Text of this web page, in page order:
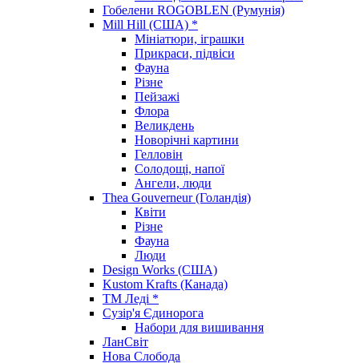
Гобелени ROGOBLEN (Румунія)
Mill Hill (США) *
Мініатюри, іграшки
Прикраси, підвіси
Фауна
Різне
Пейзажі
Флора
Великдень
Новорічні картини
Гелловін
Солодощі, напої
Ангели, люди
Thea Gouverneur (Голандія)
Квіти
Різне
Фауна
Люди
Design Works (США)
Kustom Krafts (Канада)
ТМ Леді *
Сузір'я Єдинорога
Набори для вишивання
ЛанСвіт
Нова Слобода